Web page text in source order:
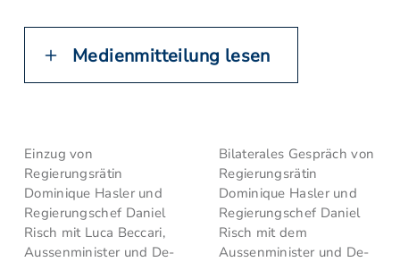
Medienmitteilung lesen
Einzug von
Regierungsrätin
Dominique Hasler und
Regierungschef Daniel
Risch mit Luca Beccari,
Aussenminister und De-
Bilaterales Gespräch von
Regierungsrätin
Dominique Hasler und
Regierungschef Daniel
Risch mit dem
Aussenminister und De-